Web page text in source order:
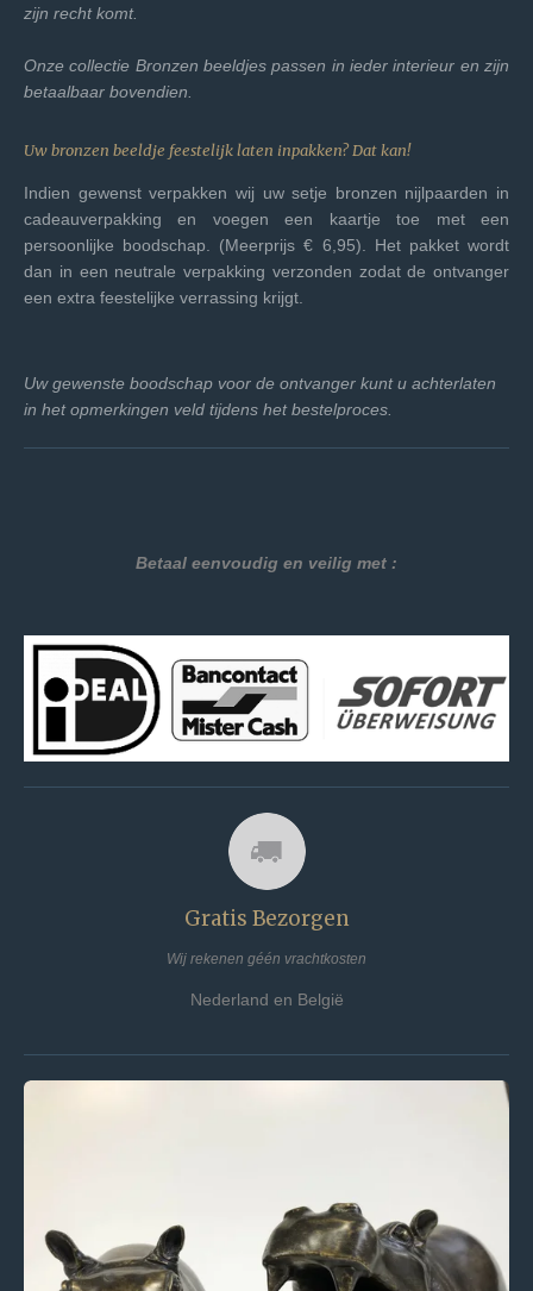
zijn recht komt.
Onze collectie Bronzen beeldjes passen in ieder interieur en zijn
betaalbaar bovendien.
Uw bronzen beeldje feestelijk laten inpakken? Dat kan!
Indien gewenst verpakken wij uw setje bronzen nijlpaarden in
cadeauverpakking en voegen een kaartje toe met een
persoonlijke boodschap. (Meerprijs € 6,95). Het pakket wordt
dan in een neutrale verpakking verzonden zodat de ontvanger
een extra feestelijke verrassing krijgt.
Uw gewenste boodschap voor de ontvanger kunt u achterlaten
in het opmerkingen veld tijdens het bestelproces.
Betaal eenvoudig en veilig met :
Gratis Bezorgen
Wij rekenen géén vrachtkosten
Nederland en België